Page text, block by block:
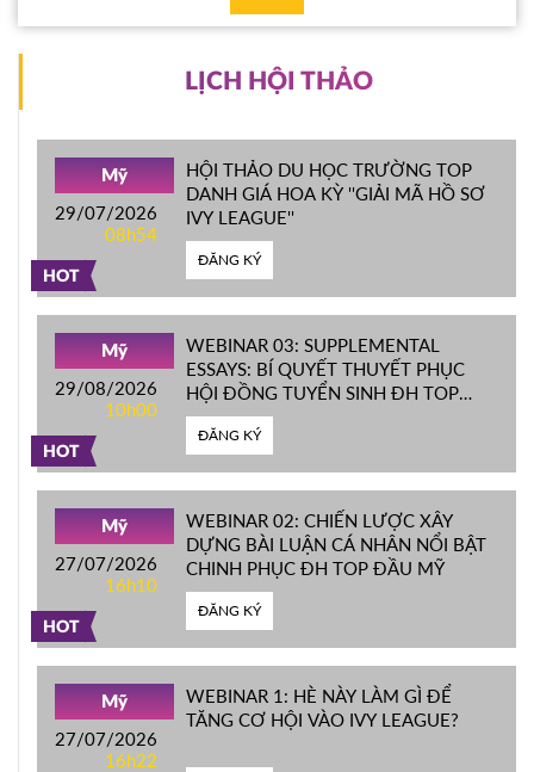
LỊCH HỘI THẢO
HOT
Mỹ
29/07/2026
08h54
HỘI THẢO DU HỌC TRƯỜNG TOP
DANH GIÁ HOA KỲ ''GIẢI MÃ HỒ SƠ
IVY LEAGUE''
ĐĂNG KÝ
HOT
Mỹ
29/08/2026
10h00
WEBINAR 03: SUPPLEMENTAL
ESSAYS: BÍ QUYẾT THUYẾT PHỤC
HỘI ĐỒNG TUYỂN SINH ĐH TOP
ĐẦU MỸ
ĐĂNG KÝ
HOT
Mỹ
27/07/2026
16h10
WEBINAR 02: CHIẾN LƯỢC XÂY
DỰNG BÀI LUẬN CÁ NHÂN NỔI BẬT
CHINH PHỤC ĐH TOP ĐẦU MỸ
ĐĂNG KÝ
Mỹ
27/07/2026
16h22
WEBINAR 1: HÈ NÀY LÀM GÌ ĐỂ
TĂNG CƠ HỘI VÀO IVY LEAGUE?